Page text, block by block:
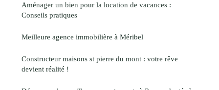
Aménager un bien pour la location de vacances :
Conseils pratiques
Meilleure agence immobilière à Méribel
Constructeur maisons st pierre du mont : votre rêve
devient réalité !